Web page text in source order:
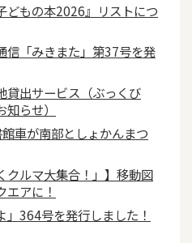
どもの本2026』リストにつ
信「みきまた」第37号を発
貸出サービス（ぶっくび
らせ）
車が南部としょかんまつ
クルマ大集合！」】移動図
アに！
」364号を発行しました！